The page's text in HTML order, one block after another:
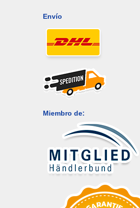
Envío
Miembro de: